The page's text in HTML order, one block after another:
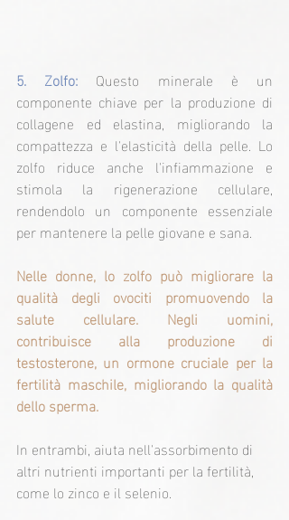
5. Zolfo:
Questo minerale è un
componente chiave per la produzione di
collagene ed elastina, migliorando la
compattezza e l'elasticità della pelle. Lo
zolfo riduce anche l'infiammazione e
stimola la rigenerazione cellulare,
rendendolo un componente essenziale
per mantenere la pelle giovane e sana.
Nelle donne, lo zolfo può migliorare la
qualità degli ovociti promuovendo la
salute cellulare. Negli uomini,
contribuisce alla produzione di
testosterone, un ormone cruciale per la
fertilità maschile, migliorando la qualità
dello sperma.
In entrambi, aiuta nell'assorbimento di
altri nutrienti importanti per la fertilità,
come lo zinco e il selenio.